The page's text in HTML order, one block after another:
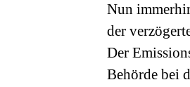
Nun
der
Der
Behörde bei